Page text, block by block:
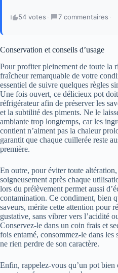
54 votes · 7 commentaires ·
Conservation et conseils d’usage
Pour profiter pleinement de toute la
fraîcheur remarquable de votre
essentiel de suivre quelques règles
Une fois ouvert, ce délicieux pot
réfrigérateur afin de préserver les
et la subtilité des piments. Ne le
ambiante trop longtemps, car les
contient n’aiment pas la chaleur
garantit que chaque cuillerée reste
première.
En outre, pour éviter toute
soigneusement après chaque
lors du prélèvement permet aussi
contamination. Ce condiment, bien
saveurs, mérite cette attention pour
gustative, sans vibrer vers l’acidité
Conservez-le dans un coin frais et
fois entamé, consommez-le dans les
ne rien perdre de son caractère.
Enfin, rappelez-vous qu’un pot bien